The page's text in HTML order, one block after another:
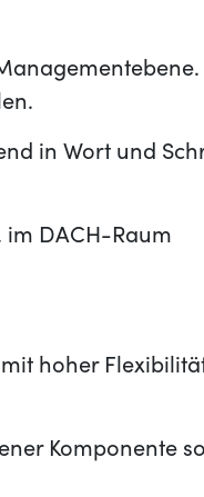
in Wort und
im DACH-Raum
hoher
Komponente